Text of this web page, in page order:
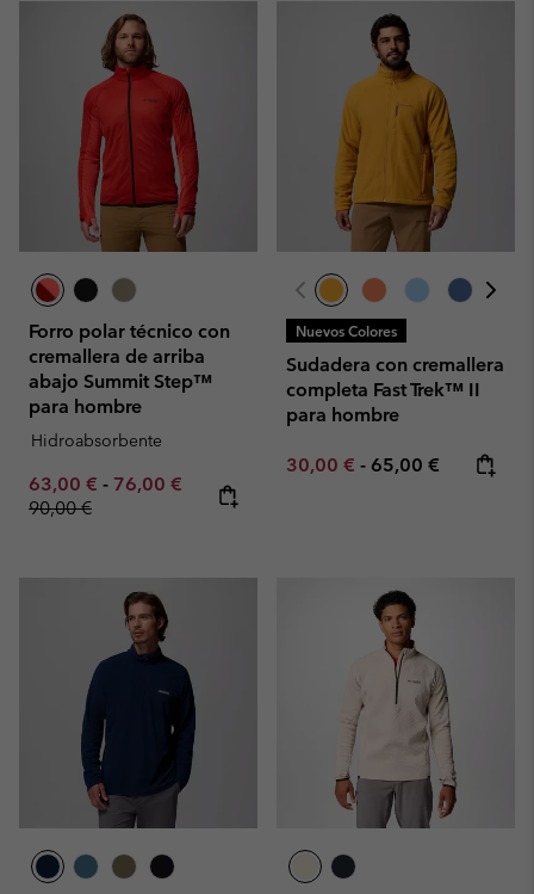
Forro polar técnico con
cremallera de arriba
abajo Summit Step™
para hombre
Hidroabsorbente
Minimum sale price:
63,00 € - Maximum sale price:
76,00 € Regular price:
90,00 €
Nuevos Colores
Sudadera con cremallera
completa Fast Trek™ II
para hombre
Minimum sale price:
30,00 € - Maximum price:
65,00 €